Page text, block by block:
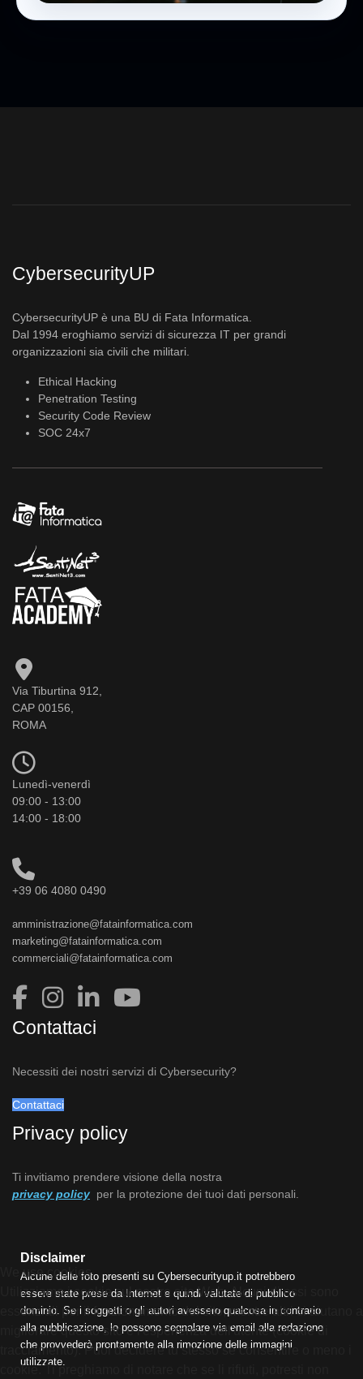
Podcast
CybersecurityUP
CybersecurityUP è una BU di Fata Informatica.
Dal 1994 eroghiamo servizi di sicurezza IT per grandi
organizzazioni sia civili che militari.
Ethical Hacking
Penetration Testing
Security Code Review
SOC 24x7
Via Tiburtina 912,
CAP 00156,
ROMA
Lunedì-venerdì
09:00 - 13:00
14:00 - 18:00
+39 06 4080 0490
amministrazione@fatainformatica.com
marketing@fatainformatica.com
commerciali@fatainformatica.com
Contattaci
Necessiti dei nostri servizi di Cybersecurity?
Contattaci
Privacy policy
Ti invitiamo prendere visione della nostra
privacy policy per la protezione dei tuoi dati personali.
Disclaimer
Alcune delle foto presenti su Cybersecurityup.it potrebbero
essere state prese da Internet e quindi valutate di pubblico
dominio. Se i soggetti o gli autori avessero qualcosa in contrario
alla pubblicazione, lo possono segnalare via email alla redazione
che provvederà prontamente alla rimozione delle immagini
utilizzate.
We use cookies
Utilizziamo i cookie sul nostro sito Web. Alcuni di essi sono
essenziali per il funzionamento del sito, mentre altri ci aiutano a
migliorare questo sito e l'esperienza dell'utente (cookie di
tracciamento). Puoi decidere tu stesso se consentire o meno i
cookie. Ti preghiamo di notare che se li rifiuti, potresti non